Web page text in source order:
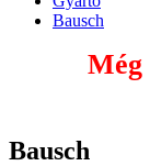
Bausch
Még
Bausch